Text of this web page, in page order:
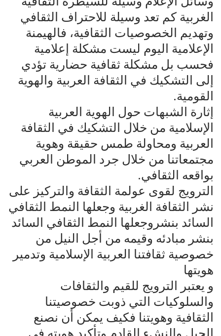
الغربية كم تعد وسيلة للاحتراف الثقافي
وتهديم الخصوصيات الثقافية، فالهيمنة
الإعلامية اليوم ليست مشكلة إعلامية
فحسب بل مشكلة ثقافية حضارية تؤدي
إلى التشكيك في الثقافة العربية والهوية
القومية.
إثارة الشبهات حول الهوية العربية
الإسلامية من خلال التشكيك في الثقافة
العربية ومحاولة طمس حقيقة وهوية
مجتمعاتنا من خلال جرد الموطن العربي
بواقعه الثقافي.
الترويج لقوى عولمة الثقافة والتركيز على
نشر الثقافة الغربية وجعلها النمط الثقافي
السائد بنشروجعلها النمط الثقافي السائد
بنشر مبادئه وقيمه من أجل النيل من
خصوصية ثقافتنا العربية الإسلامية وتدمير
هويتها
و يعتبر الترويج للقيم والثقافات
والسلوكيات التي ذوبت خصوصيتنا
الثقافية وهويتنا فكيف يمكن أن نصنع